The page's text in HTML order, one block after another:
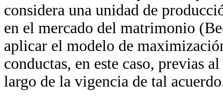
considera una unidad de
en el mercado del matrimonio
aplicar el modelo de
conductas, en este caso, previas
largo de la vigencia de tal